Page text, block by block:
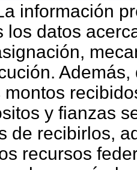
información
los datos
montos
y fianzas
de recibirlos,
recursos